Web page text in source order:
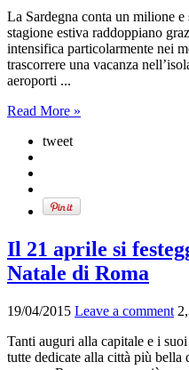
La Sardegna conta un milione
stagione estiva raddoppiano
intensifica particolarmente nei
trascorrere una vacanza
aeroporti ...
Read More »
tweet
Il 21 aprile si
Natale di Roma
19/04/2015 Leave a comment
Tanti auguri alla capitale e i
tutte dedicate alla città più